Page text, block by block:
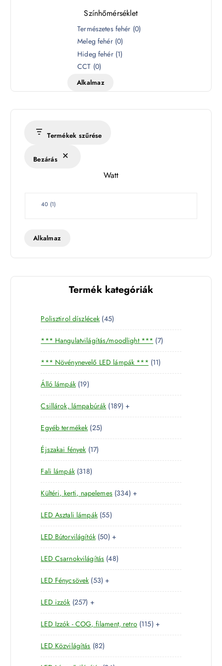
Színhőmérséklet
é
s
k
Természetes fehér (0)
Meleg fehér (0)
Hideg fehér (1)
CCT (0)
Alkalmaz
Termékek szűrése
Bezárás
Watt
W
t
40 (1)
Alkalmaz
Termék kategóriák
Polisztirol díszlécek 454
5
t
e
r
m
k
*** Hangulatvilágítás/moodlight *** 77
t
r
é
*** Növénynevelő LED lámpák *** 111
1
e
m
k
Álló lámpák 191
9
t
e
r
m
é
k
Csillárok, lámpabúrák 1891
8
t
r
é
k
+
Egyéb termékek 252
5
e
m
é
k
Éjszakai fények 171
7
e
r
m
é
k
Fali lámpák 3183
1
8
t
e
r
m
é
k
Kültéri, kerti, napelemes 3343
3
t
r
é
+
LED Asztali lámpák 555
5
t
e
r
m
k
LED Bútorvilágítók 505
0
t
e
r
m
k
+
LED Csarnokvilágítás 484
8
e
m
é
k
LED Fénycsövek 535
3
e
r
m
é
k
+
LED izzók 2572
5
7
t
e
r
+
LED Izzók - COG, filament, retro 1151
1
t
+
LED Közvilágítás 828
2